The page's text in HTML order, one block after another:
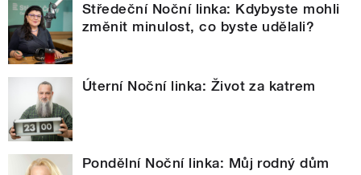
Středeční Noční linka: Kdybyste mohli
změnit minulost, co byste udělali?
Úterní Noční linka: Život za katrem
Pondělní Noční linka: Můj rodný dům